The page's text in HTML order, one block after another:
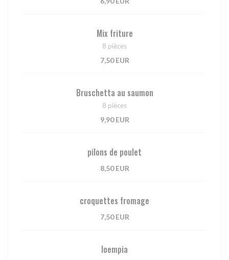
Mix friture
8 pièces
7,50 EUR
Bruschetta au saumon
8 pièces
9,90 EUR
pilons de poulet
8,50 EUR
croquettes fromage
7,50 EUR
loempia